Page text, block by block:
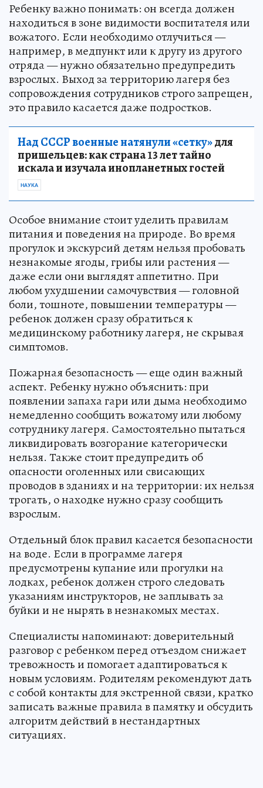
Ребенку важно понимать: он всегда должен
находиться в зоне видимости воспитателя или
вожатого. Если необходимо отлучиться —
например, в медпункт или к другу из другого
отряда — нужно обязательно предупредить
взрослых. Выход за территорию лагеря без
сопровождения сотрудников строго запрещен,
это правило касается даже подростков.
Над СССР военные натянули «сетку»для
пришельцев: как страна 13 лет тайно
искала и изучала инопланетных гостей
НАУКА
Особое внимание стоит уделить правилам
питания и поведения на природе. Во время
прогулок и экскурсий детям нельзя пробовать
незнакомые ягоды, грибы или растения —
даже если они выглядят аппетитно. При
любом ухудшении самочувствия — головной
боли, тошноте, повышении температуры —
ребенок должен сразу обратиться к
медицинскому работнику лагеря, не скрывая
симптомов.
Пожарная безопасность — еще один важный
аспект. Ребенку нужно объяснить: при
появлении запаха гари или дыма необходимо
немедленно сообщить вожатому или любому
сотруднику лагеря. Самостоятельно пытаться
ликвидировать возгорание категорически
нельзя. Также стоит предупредить об
опасности оголенных или свисающих
проводов в зданиях и на территории: их нельзя
трогать, о находке нужно сразу сообщить
взрослым.
Отдельный блок правил касается безопасности
на воде. Если в программе лагеря
предусмотрены купание или прогулки на
лодках, ребенок должен строго следовать
указаниям инструкторов, не заплывать за
буйки и не нырять в незнакомых местах.
Специалисты напоминают: доверительный
разговор с ребенком перед отъездом снижает
тревожность и помогает адаптироваться к
новым условиям. Родителям рекомендуют дать
с собой контакты для экстренной связи, кратко
записать важные правила в памятку и обсудить
алгоритм действий в нестандартных
ситуациях.